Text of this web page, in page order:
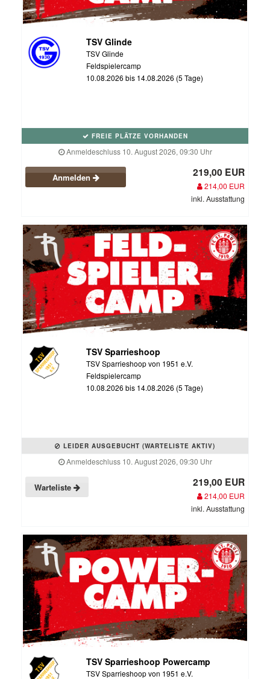
TSV Glinde
TSV Glinde
Feldspielercamp
10.08.2026 bis 14.08.2026 (5 Tage)
FREIE PLÄTZE VORHANDEN
Anmeldeschluss 10. August 2026, 09:30 Uhr
Anmelden 219,00 EUR
214,00 EUR
inkl. Ausstattung
TSV Sparrieshoop
TSV Sparrieshoop von 1951 e.V.
Feldspielercamp
10.08.2026 bis 14.08.2026 (5 Tage)
LEIDER AUSGEBUCHT (WARTELISTE AKTIV)
Anmeldeschluss 10. August 2026, 09:30 Uhr
Warteliste 219,00 EUR
214,00 EUR
inkl. Ausstattung
TSV Sparrieshoop Powercamp
TSV Sparrieshoop von 1951 e.V.